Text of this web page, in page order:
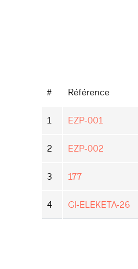
# Référence
1 EZP-001
2 EZP-002
3 177
4 GI-ELEKETA-26